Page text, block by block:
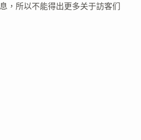
，所以不能得出更多关于訪客们